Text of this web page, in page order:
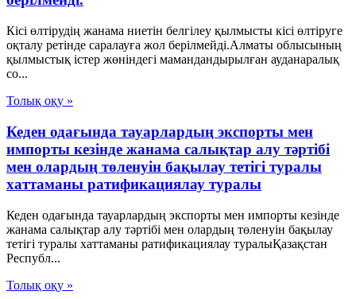
Кісі өлтірудің жанама ниетін белгілеу қылмысты кісі өлтіруге
оқталу ретінде саралауға жол берілмейді.Алматы облысының
қылмыстық істер жөніндегі мамандандырылған ауданаралық
со...
Толық оқу »
Кеден одағында тауарлардың экспорты мен
импорты кезінде жанама салықтар алу тәртібі
мен олардың төленуін бақылау тетігі туралы
хаттаманы ратификациялау туралы
Кеден одағында тауарлардың экспорты мен импорты кезінде
жанама салықтар алу тәртібі мен олардың төленуін бақылау
тетігі туралы хаттаманы ратификациялау туралыҚазақстан
Республ...
Толық оқу »